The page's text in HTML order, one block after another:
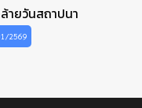
ายวันสถาปนา
2569